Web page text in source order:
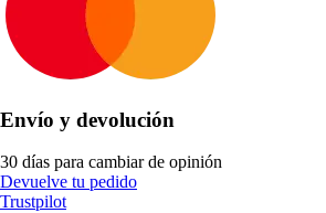
Envío y devolución
30 días para cambiar de opinión
Devuelve tu pedido
Trustpilot